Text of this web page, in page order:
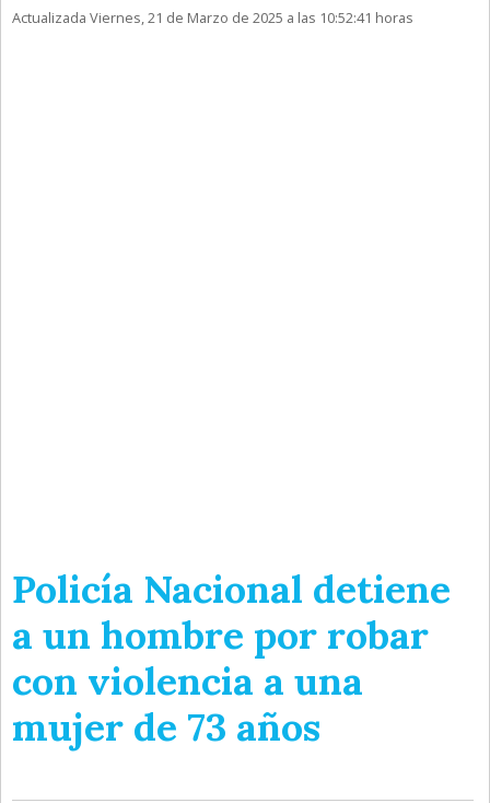
Actualizada Viernes, 21 de Marzo de 2025 a las 10:52:41 horas
Policía Nacional detiene
a un hombre por robar
con violencia a una
mujer de 73 años